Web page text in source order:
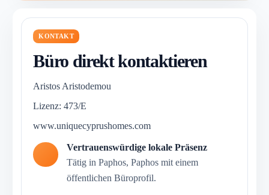
KONTAKT
Büro direkt kontaktieren
Aristos Aristodemou
Lizenz: 473/E
www.uniquecyprushomes.com
Vertrauenswürdige lokale Präsenz
Tätig in Paphos, Paphos mit einem
öffentlichen Büroprofil.